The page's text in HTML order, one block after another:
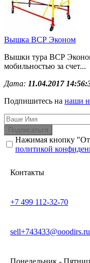
Вышка ВСР Эконом
Вышки тура ВСР
мобильностью за счет...
Дата: 11.04.2017
Подпишитесь на наши
Подписаться
Нажимая кнопку
политикой
Контакты
+7 499 112-32-70
sell+743433@ooodirs.ru
Понедельник -